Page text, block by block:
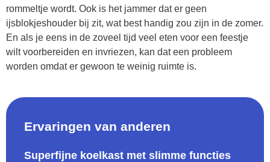
rommeltje wordt. Ook is het jammer dat er geen
ijsblokjeshouder bij zit, wat best handig zou zijn in de zomer.
En als je eens in de zoveel tijd veel eten voor een feestje
wilt voorbereiden en invriezen, kan dat een probleem
worden omdat er gewoon te weinig ruimte is.
Ervaringen van anderen
Superfijne koelkast met slimme functies